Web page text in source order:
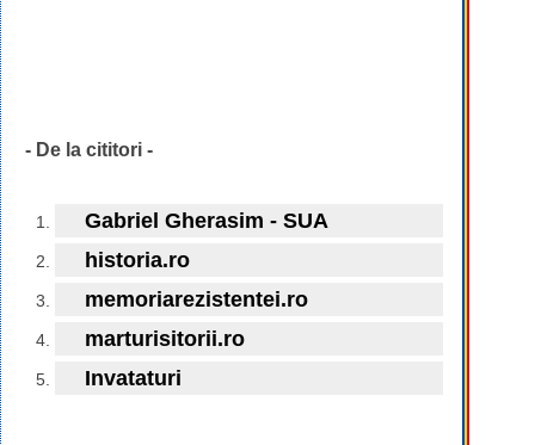
- De la cititori -
Gabriel Gherasim - SUA
historia.ro
memoriarezistentei.ro
marturisitorii.ro
Invataturi